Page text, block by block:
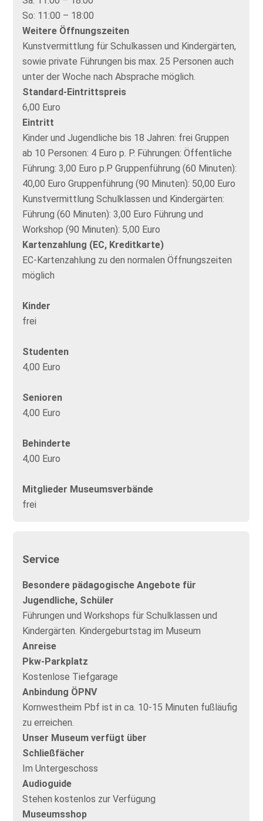
So: 11:00 – 18:00
Weitere Öffnungszeiten
Kunstvermittlung für Schulkassen und Kindergärten,
sowie private Führungen bis max. 25 Personen auch
unter der Woche nach Absprache möglich.
Standard-Eintrittspreis
6,00 Euro
Eintritt
Kinder und Jugendliche bis 18 Jahren: frei Gruppen
ab 10 Personen: 4 Euro p. P. Führungen: Öffentliche
Führung: 3,00 Euro p.P Gruppenführung (60 Minuten):
40,00 Euro Gruppenführung (90 Minuten): 50,00 Euro
Kunstvermittlung Schulklassen und Kindergärten:
Führung (60 Minuten): 3,00 Euro Führung und
Workshop (90 Minuten): 5,00 Euro
Kartenzahlung (EC, Kreditkarte)
EC-Kartenzahlung zu den normalen Öffnungszeiten
möglich
Kinder
frei
Studenten
4,00 Euro
Senioren
4,00 Euro
Behinderte
4,00 Euro
Mitglieder Museumsverbände
frei
Service
Besondere pädagogische Angebote für
Jugendliche, Schüler
Führungen und Workshops für Schulklassen und
Kindergärten. Kindergeburtstag im Museum
Anreise
Pkw-Parkplatz
Kostenlose Tiefgarage
Anbindung ÖPNV
Kornwestheim Pbf ist in ca. 10-15 Minuten fußläufig
zu erreichen.
Unser Museum verfügt über
Schließfächer
Im Untergeschoss
Audioguide
Stehen kostenlos zur Verfügung
Museumsshop